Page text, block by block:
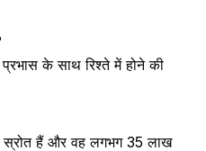
के साथ रिश्ते में होने की
स्रोत हैं और वह लगभग 35 लाख